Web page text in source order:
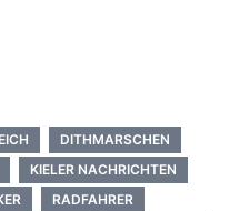
DITHMARSCHEN
KIELER NACHRICHTEN
RADFAHRER